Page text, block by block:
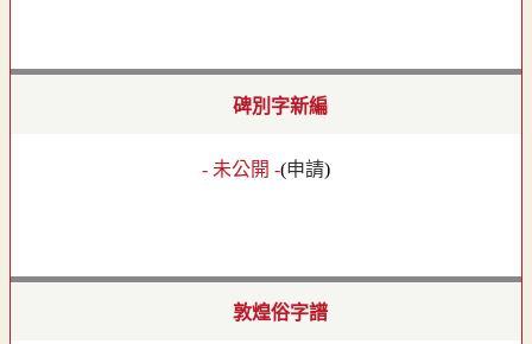
碑別字新編
- 未公開 -(申請)
敦煌俗字譜